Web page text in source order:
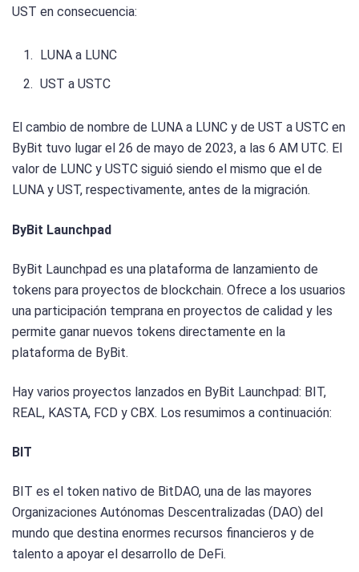
UST en consecuencia:
LUNA a LUNC
UST a USTC
El cambio de nombre de LUNA a LUNC y de UST a USTC en
ByBit tuvo lugar el 26 de mayo de 2023, a las 6 AM UTC. El
valor de LUNC y USTC siguió siendo el mismo que el de
LUNA y UST, respectivamente, antes de la migración.
ByBit Launchpad
ByBit Launchpad es una plataforma de lanzamiento de
tokens para proyectos de blockchain. Ofrece a los usuarios
una participación temprana en proyectos de calidad y les
permite ganar nuevos tokens directamente en la
plataforma de ByBit.
Hay varios proyectos lanzados en ByBit Launchpad: BIT,
REAL, KASTA, FCD y CBX. Los resumimos a continuación:
BIT
BIT es el token nativo de BitDAO, una de las mayores
Organizaciones Autónomas Descentralizadas (DAO) del
mundo que destina enormes recursos financieros y de
talento a apoyar el desarrollo de DeFi.